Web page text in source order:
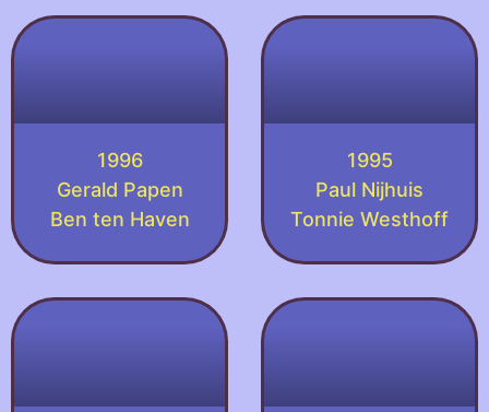
1996
Gerald Papen
Ben ten Haven
1995
Paul Nijhuis
Tonnie Westhoff